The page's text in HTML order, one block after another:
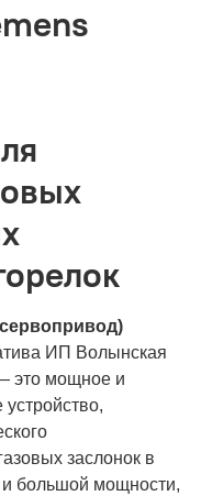
ИП Волынская
это мощное и
заслонок в
и большой мощности,